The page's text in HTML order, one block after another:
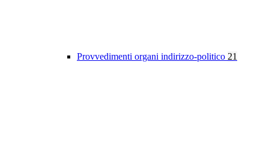
Provvedimenti organi indirizzo-politico 21